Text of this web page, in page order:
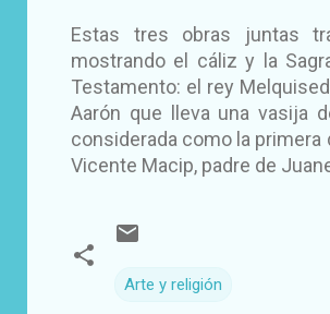
Estas tres obras juntas
mostrando el cáliz y la
Testamento: el rey
Aarón que lleva una vasija
considerada como la primera
Vicente Macip, padre de
Arte y religión